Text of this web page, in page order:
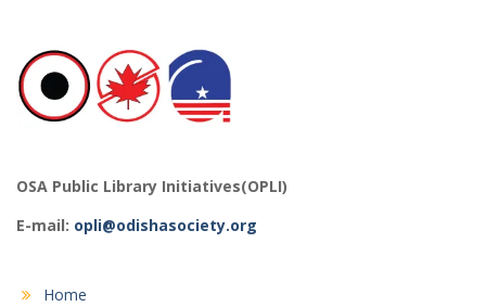
OSA Public Library Initiatives(OPLI)
E-mail: opli@odishasociety.org
Home